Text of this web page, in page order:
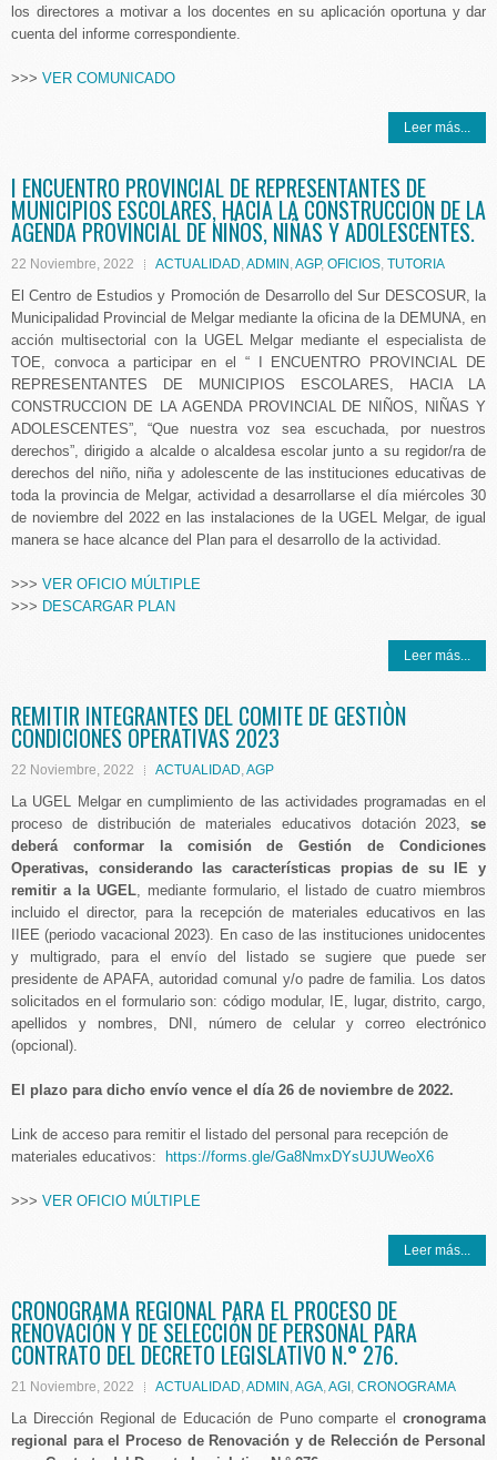
los directores a motivar a los docentes en su aplicación oportuna y dar
cuenta del informe correspondiente.
>>> VER COMUNICADO
Leer más...
I ENCUENTRO PROVINCIAL DE REPRESENTANTES DE
MUNICIPIOS ESCOLARES, HACIA LA CONSTRUCCION DE LA
AGENDA PROVINCIAL DE NIÑOS, NIÑAS Y ADOLESCENTES.
22 Noviembre, 2022 ACTUALIDAD,ADMIN ,AGP, OFICIOS, TUTORIA
El Centro de Estudios y Promoción de Desarrollo del Sur DESCOSUR, la
Municipalidad Provincial de Melgar mediante la oficina de la DEMUNA, en
acción multisectorial con la UGEL Melgar mediante el especialista de
TOE, convoca a participar en el “ I ENCUENTRO PROVINCIAL DE
REPRESENTANTES DE MUNICIPIOS ESCOLARES, HACIA LA
CONSTRUCCION DE LA AGENDA PROVINCIAL DE NIÑOS, NIÑAS Y
ADOLESCENTES”, “Que nuestra voz sea escuchada, por nuestros
derechos”, dirigido a alcalde o alcaldesa escolar junto a su regidor/ra de
derechos del niño, niña y adolescente de las instituciones educativas de
toda la provincia de Melgar, actividad a desarrollarse el día miércoles 30
de noviembre del 2022 en las instalaciones de la UGEL Melgar, de igual
manera se hace alcance del Plan para el desarrollo de la actividad.
>>> VER OFICIO MÚLTIPLE
>>> DESCARGAR PLAN
Leer más...
REMITIR INTEGRANTES DEL COMITE DE GESTIÒN
CONDICIONES OPERATIVAS 2023
22 Noviembre, 2022 ACTUALIDAD,AGP
La UGEL Melgar en cumplimiento de las actividades programadas en el
proceso de distribución de materiales educativos dotación 2023, se
deberá conformar la comisión de Gestión de Condiciones
Operativas, considerando las características propias de su IE y
remitir a la UGEL, mediante formulario, el listado de cuatro miembros
incluido el director, para la recepción de materiales educativos en las
IIEE (periodo vacacional 2023). En caso de las instituciones unidocentes
y multigrado, para el envío del listado se sugiere que puede ser
presidente de APAFA, autoridad comunal y/o padre de familia. Los datos
solicitados en el formulario son: código modular, IE, lugar, distrito, cargo,
apellidos y nombres, DNI, número de celular y correo electrónico
(opcional).
El plazo para dicho envío vence el día 26 de noviembre de 2022.
Link de acceso para remitir el listado del personal para recepción de
materiales educativos:
https://forms.gle/Ga8NmxDYsUJUWeoX6
>>> VER OFICIO MÚLTIPLE
Leer más...
CRONOGRAMA REGIONAL PARA EL PROCESO DE
RENOVACIÓN Y DE SELECCIÓN DE PERSONAL PARA
CONTRATO DEL DECRETO LEGISLATIVO N.° 276.
21 Noviembre, 2022 ACTUALIDAD,ADMIN ,AGA,AGI , CRONOGRAMA
La Dirección Regional de Educación de Puno comparte el cronograma
regional para el Proceso de Renovación y de Relección de Personal